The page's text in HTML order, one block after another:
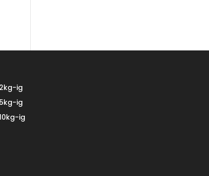
ig
ig
ig